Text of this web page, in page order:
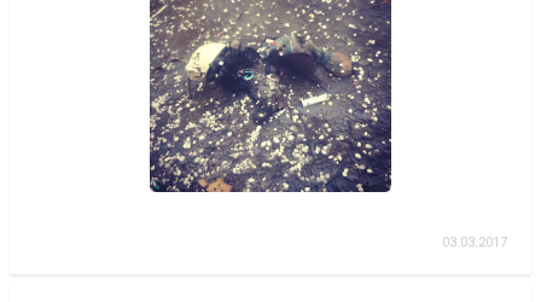
03.03.2017